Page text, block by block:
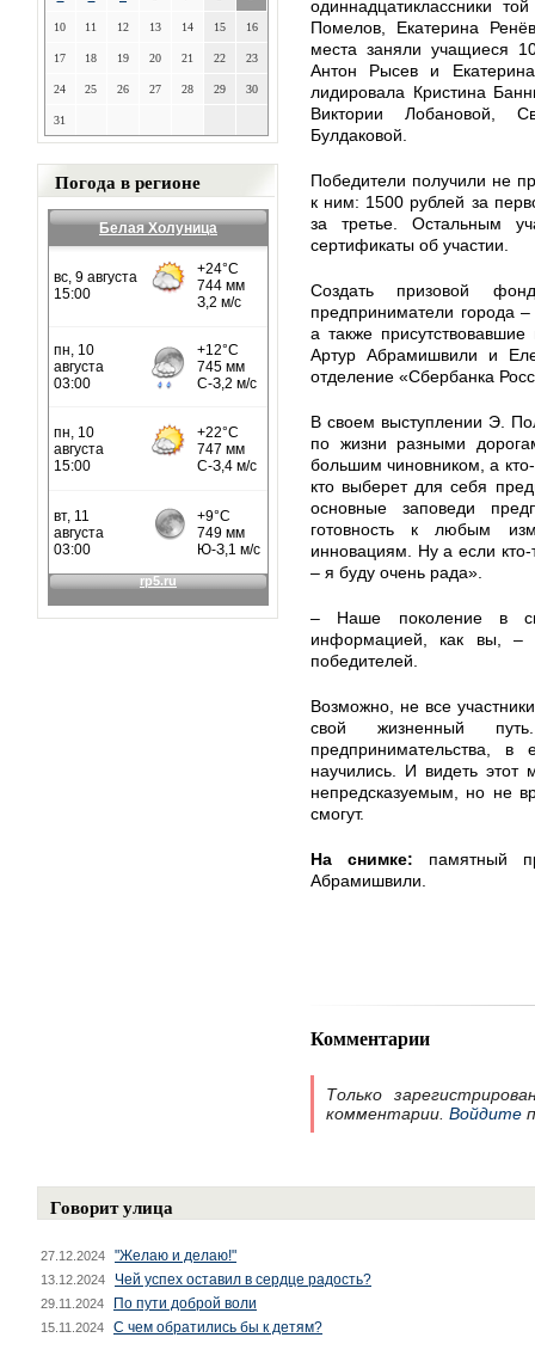
10 11 12 13 14 15 16
17 18 19 20 21 22 23
24 25 26 27 28 29 30
31
Погода в регионе
Белая Холуница
одиннадцатиклассники
Помелов, Екатерина
места заняли учащиеся
Антон Рысев и
лидировала Кристина
Виктории Лобановой,
Булдаковой.
Победители получили не
к ним: 1500 рублей за
за третье. Остальным
сертификаты об участии.
Создать призовой
предприниматели города
а также
Артур Абрамишвили и
отделение «Сбербанка
В своем выступлении Э.
по жизни разными
большим чиновником, а
кто выберет для себя
основные заповеди
готовность к любым
инновациям. Ну а если
– я буду очень рада».
– Наше поколение в
информацией, как вы, –
победителей.
Возможно, не все
свой жизненный
предпринимательства,
научились. И видеть
непредсказуемым, но не
смогут.
На снимке: памятный
Абрамишвили.
Комментарии
Только
комментарии. Войдите
Говорит улица
27.12.2024 "Желаю и делаю!"
13.12.2024 Чей успех оставил в сердце радость?
29.11.2024 По пути доброй воли
15.11.2024 С чем обратились бы к детям?